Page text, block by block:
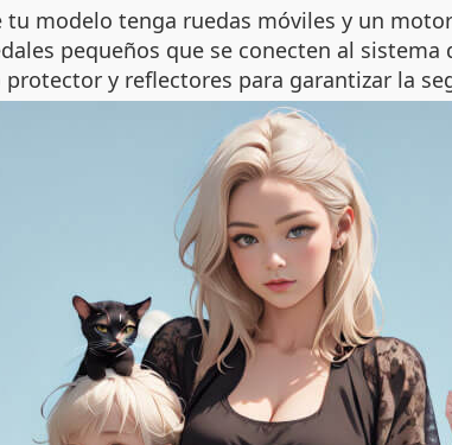
tu modelo tenga ruedas móviles y un
pequeños que se conecten al
y reflectores para garantizar la